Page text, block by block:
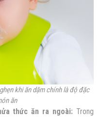
khi ăn dặm chính là độ đặc
ăn
thức ăn ra ngoài: Trong